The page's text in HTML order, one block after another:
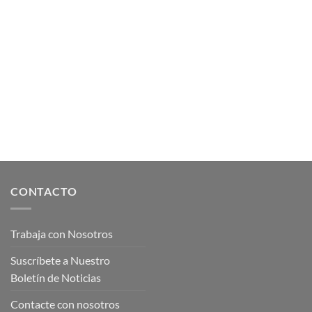
CONTACTO
Trabaja con Nosotros
Suscríbete a Nuestro
Boletín de Noticias
Contacte con nosotros